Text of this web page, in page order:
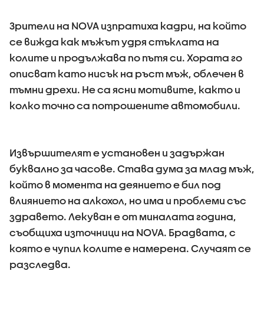
Зрители на NOVA изпратиха кадри, на който
се вижда как мъжът удря стъклата на
колите и продължава по пътя си. Хората го
описват като нисък на ръст мъж, облечен в
тъмни дрехи. Не са ясни мотивите, както и
колко точно са потрошените автомобили.
Извършителят е установен и задържан
буквално за часове. Става дума за млад мъж,
който в момента на деянието е бил под
влиянието на алкохол, но има и проблеми със
здравето. Лекуван е от миналата година,
съобщиха източници на NOVA. Брадвата, с
която е чупил колите е намерена. Случаят се
разследва.